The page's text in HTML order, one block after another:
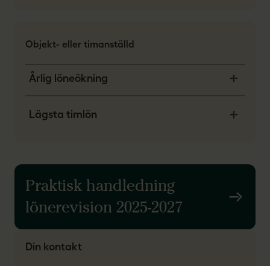
Objekt- eller timanställd
Årlig löneökning
Lägsta timlön
Praktisk handledning
lönerevision 2025-2027
Din kontakt